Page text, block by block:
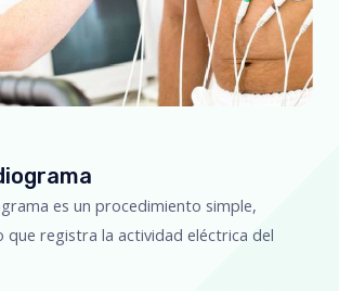
es un procedimiento simple,
registra la actividad eléctrica del